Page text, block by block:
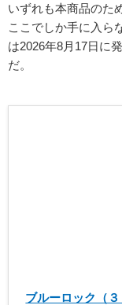
いずれも本商品のた
ここでしか手に入ら
は2026年8月17日に
だ。
ブルーロック（